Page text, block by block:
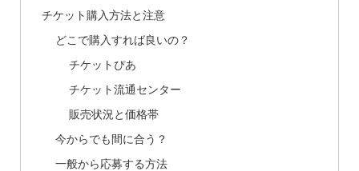
チケット購入方法と注意
どこで購入すれば良いの？
チケットぴあ
チケット流通センター
販売状況と価格帯
今からでも間に合う？
一般から応募する方法